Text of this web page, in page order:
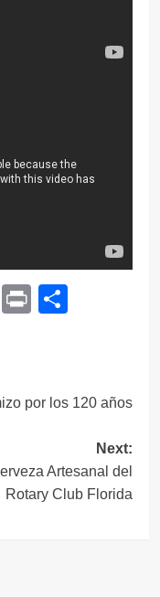
Print
por los 120 años
Next:
Artesanal del
Rotary Club Florida